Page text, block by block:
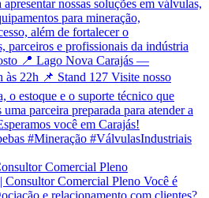
Comercial Pleno